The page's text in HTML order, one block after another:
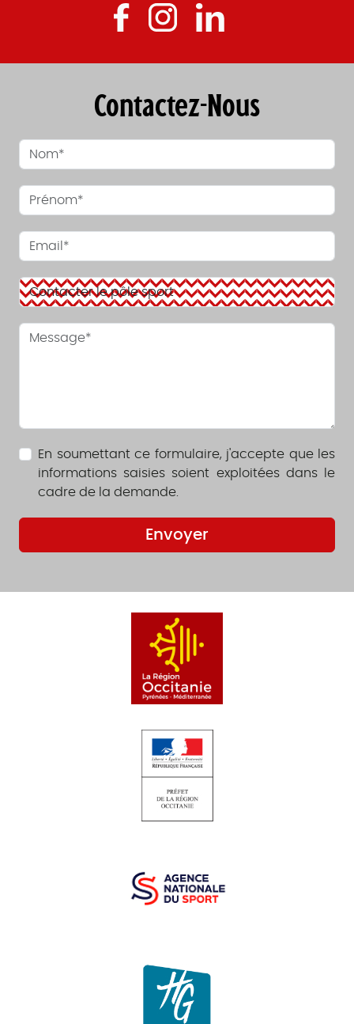
Contactez-Nous
En soumettant ce formulaire, j'accepte que les
informations saisies soient exploitées dans le
cadre de la demande.